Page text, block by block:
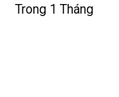
Trong 1 Tháng